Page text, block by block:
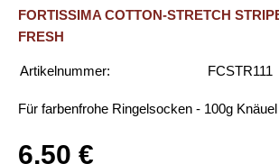
FORTISSIMA COTTON-STRETCH
FRESH
Artikelnummer: FCSTR111
Für farbenfrohe Ringelsocken - 100g Knäuel
6,50 €